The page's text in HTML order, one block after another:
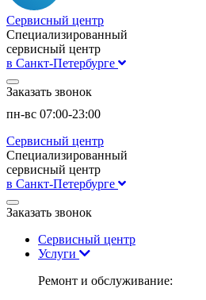
Сервисный центр
Специализированный
сервисный центр
в Санкт-Петербурге
Заказать звонок
пн-вс 07:00-23:00
Сервисный центр
Специализированный
сервисный центр
в Санкт-Петербурге
Заказать звонок
Сервисный центр
Услуги
Ремонт и обслуживание: